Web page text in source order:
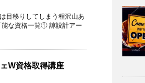
目移りしてしまう程沢山あ
能な資格一覧① 諒設計アー
W資格取得講座